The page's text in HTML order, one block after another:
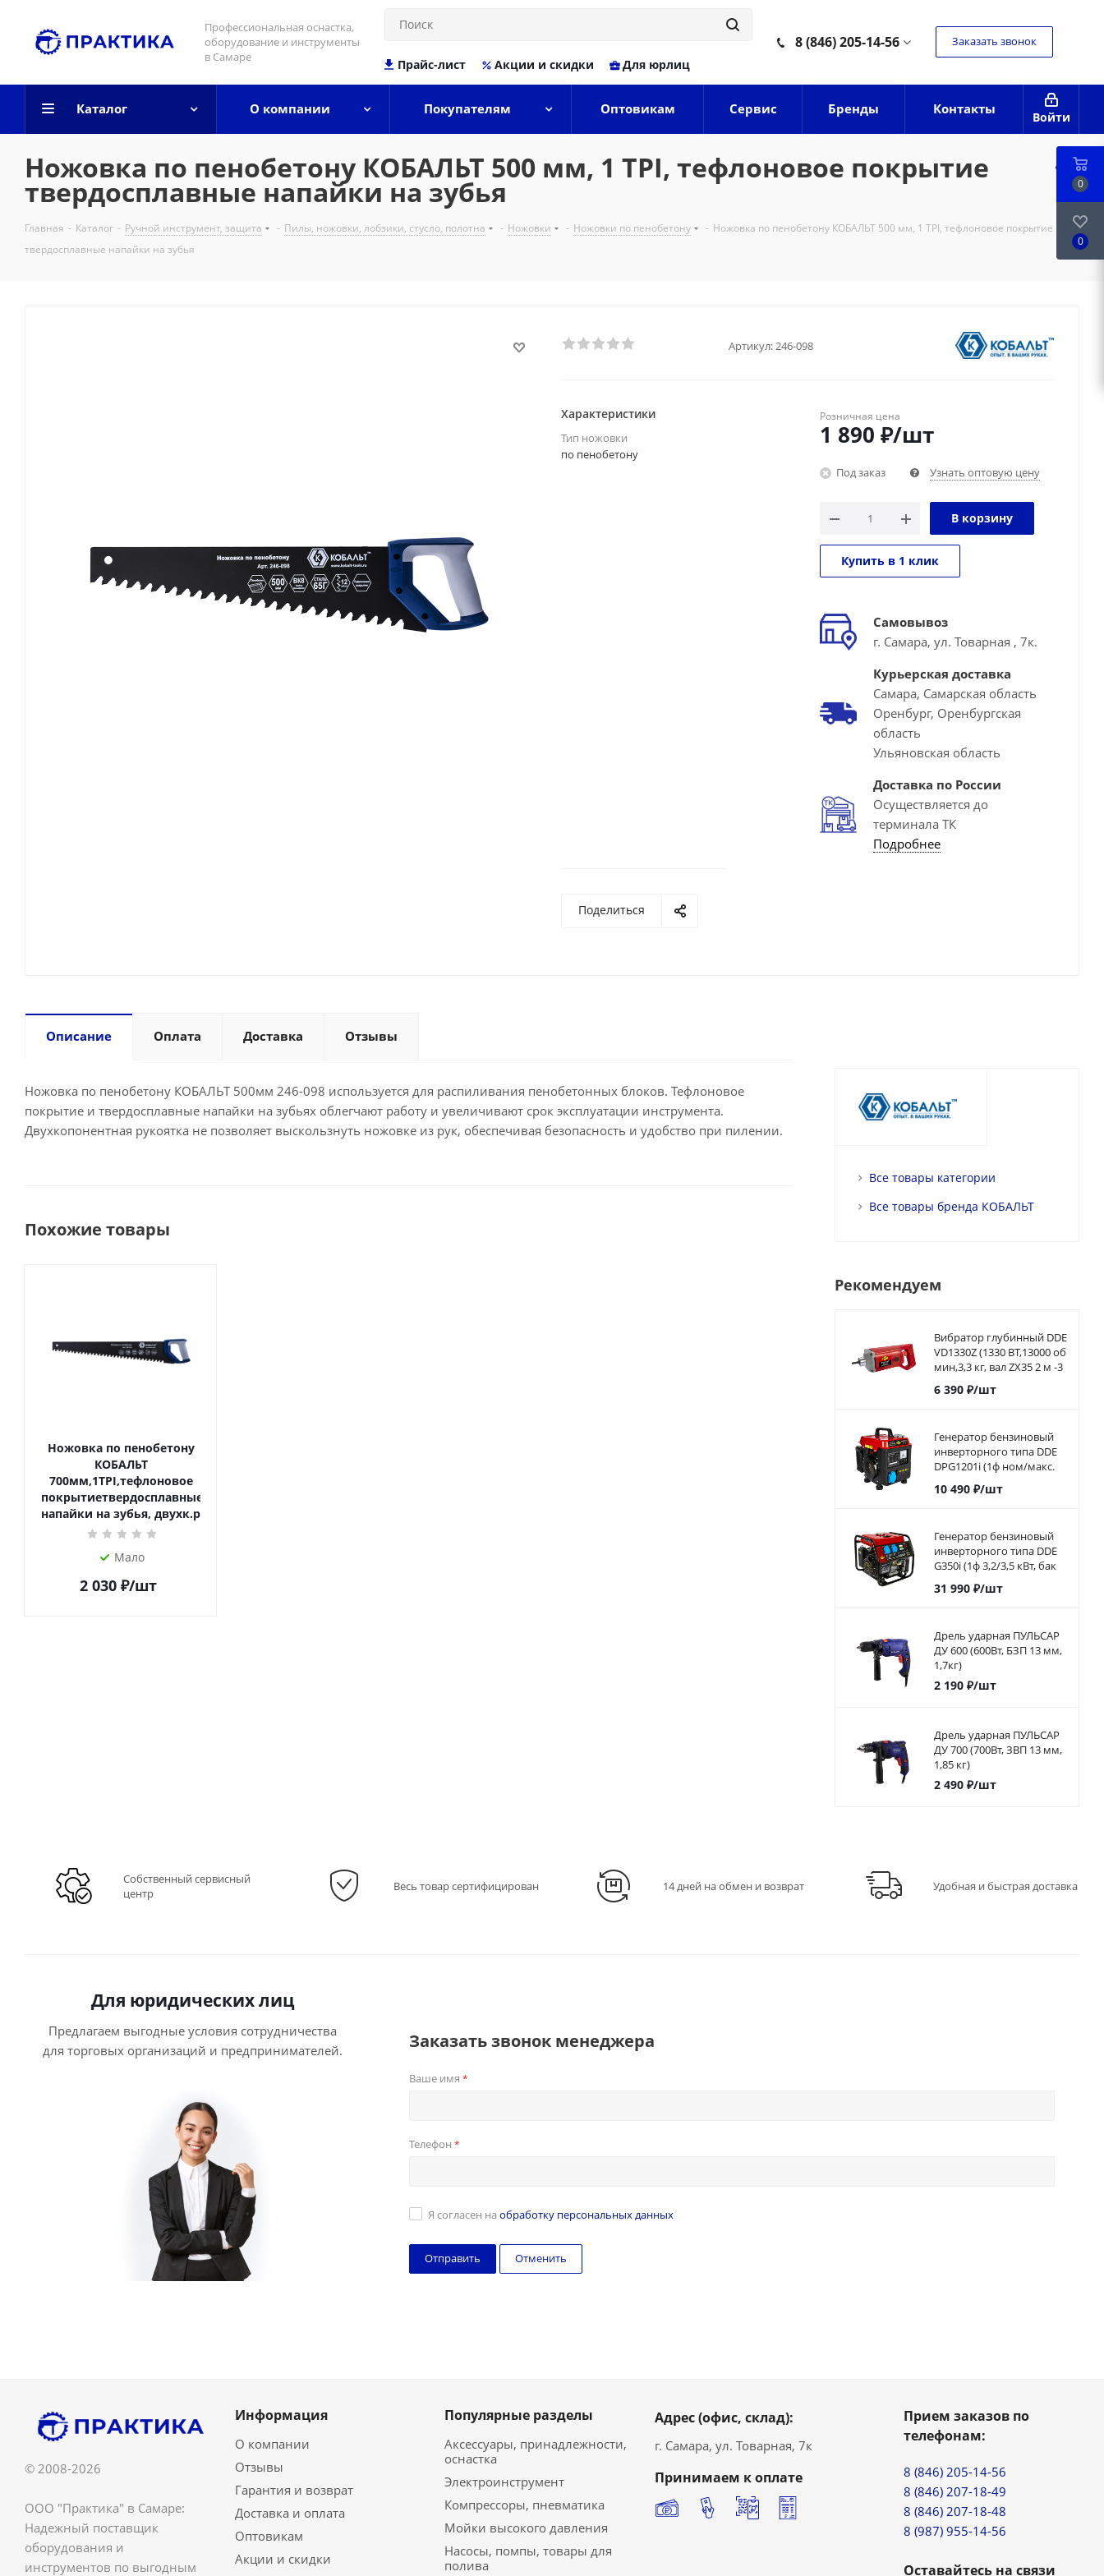
Профессиональная оснастка,
оборудование и инструменты
в Самаре
Прайс-лист Акции и скидки Для юрлиц
8 (846) 205-14-56 Заказать звонок
Войти
Каталог О компании Покупателям Оптовикам Сервис Бренды Контакты
Ножовка по пенобетону КОБАЛЬТ 500 мм, 1 TPI, тефлоновое покрытие
твердосплавные напайки на зубья
Главная - Каталог - Ручной инструмент, защита - Пилы, ножовки, лобзики, стусло, полотна - Ножовки - Ножовки по пенобетону - Ножовка по пенобетону КОБАЛЬТ 500 мм, 1 TPI, тефлоновое покрытие
твердосплавные напайки на зубья
Артикул: 246-098
Характеристики
Тип ножовки
по пенобетону
Розничная цена
1 890 ₽/шт
Под заказ Узнать оптовую цену
В корзину
Купить в 1 клик
Самовывоз
г. Самара, ул. Товарная , 7к.
Курьерская доставка
Самара, Самарская область
Оренбург, Оренбургская
область
Ульяновская область
Доставка по России
Осуществляется до
терминала ТК
Подробнее
Поделиться
Описание Оплата Доставка Отзывы
Ножовка по пенобетону КОБАЛЬТ 500мм 246-098 используется для распиливания пенобетонных блоков. Тефлоновое
покрытие и твердосплавные напайки на зубьях облегчают работу и увеличивают срок эксплуатации инструмента.
Двухкопонентная рукоятка не позволяет выскользнуть ножовке из рук, обеспечивая безопасность и удобство при пилении.
Похожие товары
Ножовка по пенобетону
КОБАЛЬТ
700мм,1TPI,тефлоновое
покрытиетвердосплавные
напайки на зубья, двухк.р
Мало
2 030₽/шт
Все товары категории
Все товары бренда КОБАЛЬТ
Рекомендуем
Вибратор глубинный DDE
VD1330Z (1330 ВТ,13000 об
мин,3,3 кг, вал ZX35 2 м -3
6 390₽/шт
Генератор бензиновый
инверторного типа DDE
DPG1201i (1ф ном/макс.
1,0/1,1 кВт,)
10 490₽/шт
Генератор бензиновый
инверторного типа DDE
G350i (1ф 3,2/3,5 кВт, бак
5,7 л, дв-ль 7 л.с.)794-968
31 990₽/шт
Дрель ударная ПУЛЬСАР
ДУ 600 (600Вт, БЗП 13 мм,
1,7кг)
2 190₽/шт
Дрель ударная ПУЛЬСАР
ДУ 700 (700Вт, ЗВП 13 мм,
1,85 кг)
2 490₽/шт
Собственный сервисный
центр
Весь товар сертифицирован 14 дней на обмен и возврат Удобная и быстрая доставка
Для юридических лиц
Предлагаем выгодные условия сотрудничества
для торговых организаций и предпринимателей.
Заказать звонок менеджера
Ваше имя *
Телефон *
Я согласен на обработку персональных данных
Отменить
© 2008-2026
ООО "Практика" в Самаре:
Надежный поставщик
оборудования и
инструментов по выгодным
Информация
О компании
Отзывы
Гарантия и возврат
Доставка и оплата
Оптовикам
Акции и скидки
Популярные разделы
Аксессуары, принадлежности,
оснастка
Электроинструмент
Компрессоры, пневматика
Мойки высокого давления
Насосы, помпы, товары для
полива
Адрес (офис, склад):
г. Самара, ул. Товарная, 7к
Принимаем к оплате
Прием заказов по
телефонам:
8 (846) 205-14-56
8 (846) 207-18-49
8 (846) 207-18-48
8 (987) 955-14-56
Оставайтесь на связи
0
0